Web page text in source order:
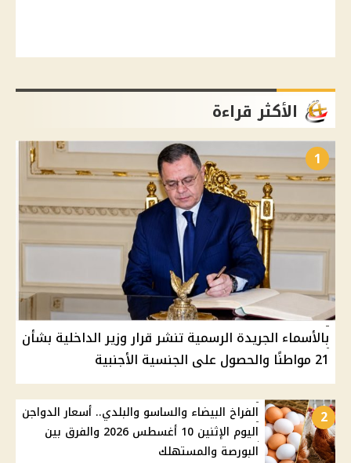
الأكثر قراءة
1
بالأسماء الجريدة الرسمية تنشر قرار وزير الداخلية بشأن
21 مواطنًا والحصول على الجنسية الأجنبية
2
الفراخ البيضاء والساسو والبلدي.. أسعار الدواجن
اليوم الإثنين 10 أغسطس 2026 والفرق بين
البورصة والمستهلك